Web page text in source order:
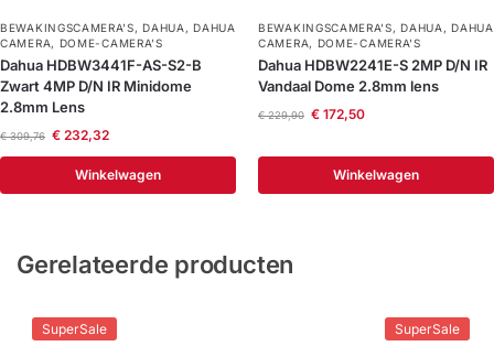
BEWAKINGSCAMERA'S, DAHUA , DAHUA
CAMERA, DOME-CAMERA’S
Dahua HDBW3441F-AS-S2-B
Zwart 4MP D/N IR Minidome
2.8mm Lens
€309,76 €232,32
Winkelwagen
BEWAKINGSCAMERA'S, DAHUA , DAHUA
CAMERA, DOME-CAMERA’S
Dahua HDBW2241E-S 2MP D/N IR
Vandaal Dome 2.8mm lens
€229,90 €172,50
Winkelwagen
Gerelateerde producten
SuperSale SuperSale